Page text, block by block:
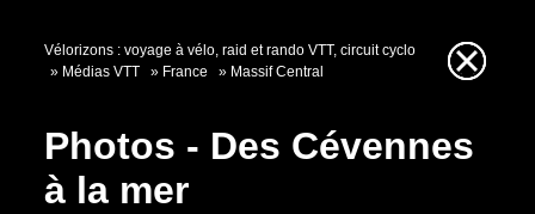
Vélorizons : voyage à vélo, raid et rando VTT, circuit cyclo
Médias VTT
France Massif Central
Photos - Des Cévennes
à la mer